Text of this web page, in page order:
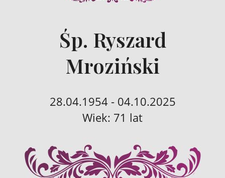
Śp. Ryszard
Mroziński
28.04.1954 - 04.10.2025
Wiek: 71 lat